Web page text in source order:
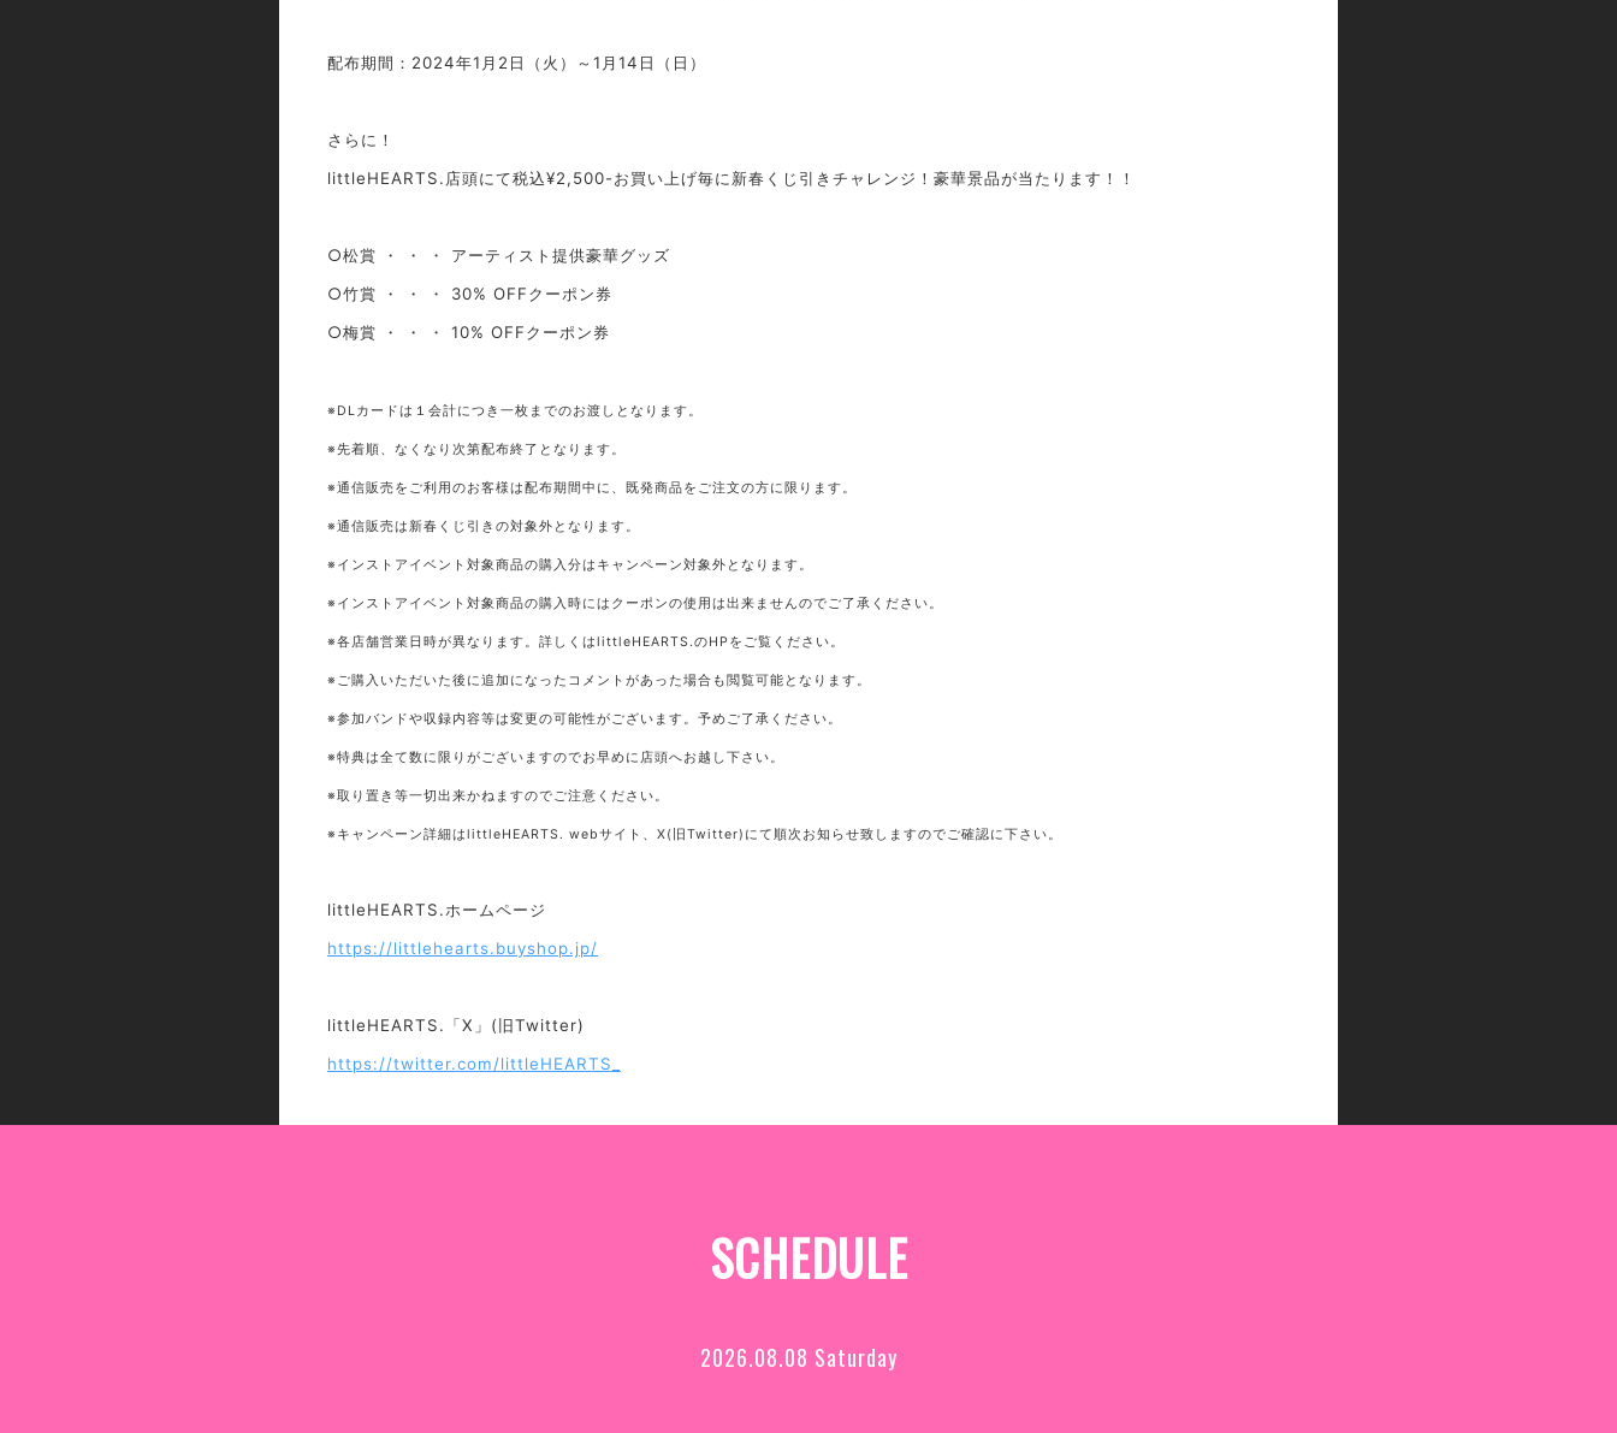
配布期間：2024年1月2日（火）～1月14日（日）
さらに！
littleHEARTS.店頭にて税込¥2,500-お買い上げ毎に新春くじ引きチャレンジ！豪華景品が当たります！！
○松賞 ・ ・ ・ アーティスト提供豪華グッズ
○竹賞 ・ ・ ・ 30% OFFクーポン券
○梅賞 ・ ・ ・ 10% OFFクーポン券
※DLカードは１会計につき一枚までのお渡しとなります。
※先着順、なくなり次第配布終了となります。
※通信販売をご利用のお客様は配布期間中に、既発商品をご注文の方に限ります。
※通信販売は新春くじ引きの対象外となります。
※インストアイベント対象商品の購入分はキャンペーン対象外となります。
※インストアイベント対象商品の購入時にはクーポンの使用は出来ませんのでご了承ください。
※各店舗営業日時が異なります。詳しくはlittleHEARTS.のHPをご覧ください。
※ご購入いただいた後に追加になったコメントがあった場合も閲覧可能となります。
※参加バンドや収録内容等は変更の可能性がございます。予めご了承ください。
※特典は全て数に限りがございますのでお早めに店頭へお越し下さい。
※取り置き等一切出来かねますのでご注意ください。
※キャンペーン詳細はlittleHEARTS. webサイト、X(旧Twitter)にて順次お知らせ致しますのでご確認に下さい。
littleHEARTS.ホームページ
https://littlehearts.buyshop.jp/
littleHEARTS.「X」(旧Twitter)
https://twitter.com/littleHEARTS_
SCHEDULE
2026.08.08 Saturday